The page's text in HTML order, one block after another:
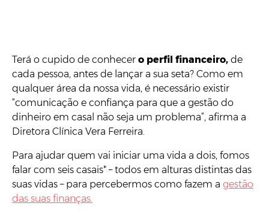
Terá o cupido de conhecer o perfil financeiro, de
cada pessoa, antes de lançar a sua seta? Como em
qualquer área da nossa vida, é necessário existir
“comunicação e confiança para que a gestão do
dinheiro em casal não seja um problema”, afirma a
Diretora Clínica Vera Ferreira.
Para ajudar quem vai iniciar uma vida a dois, fomos
falar com seis casais* – todos em alturas distintas das
suas vidas – para percebermos como fazem a gestão
das suas finanças.